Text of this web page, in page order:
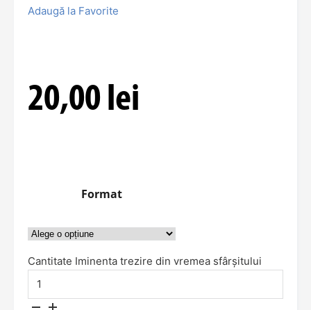
Adaugă la Favorite
20,00 lei
Format
Cantitate Iminenta trezire din vremea sfârșitului